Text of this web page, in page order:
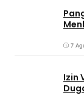
7
Izin